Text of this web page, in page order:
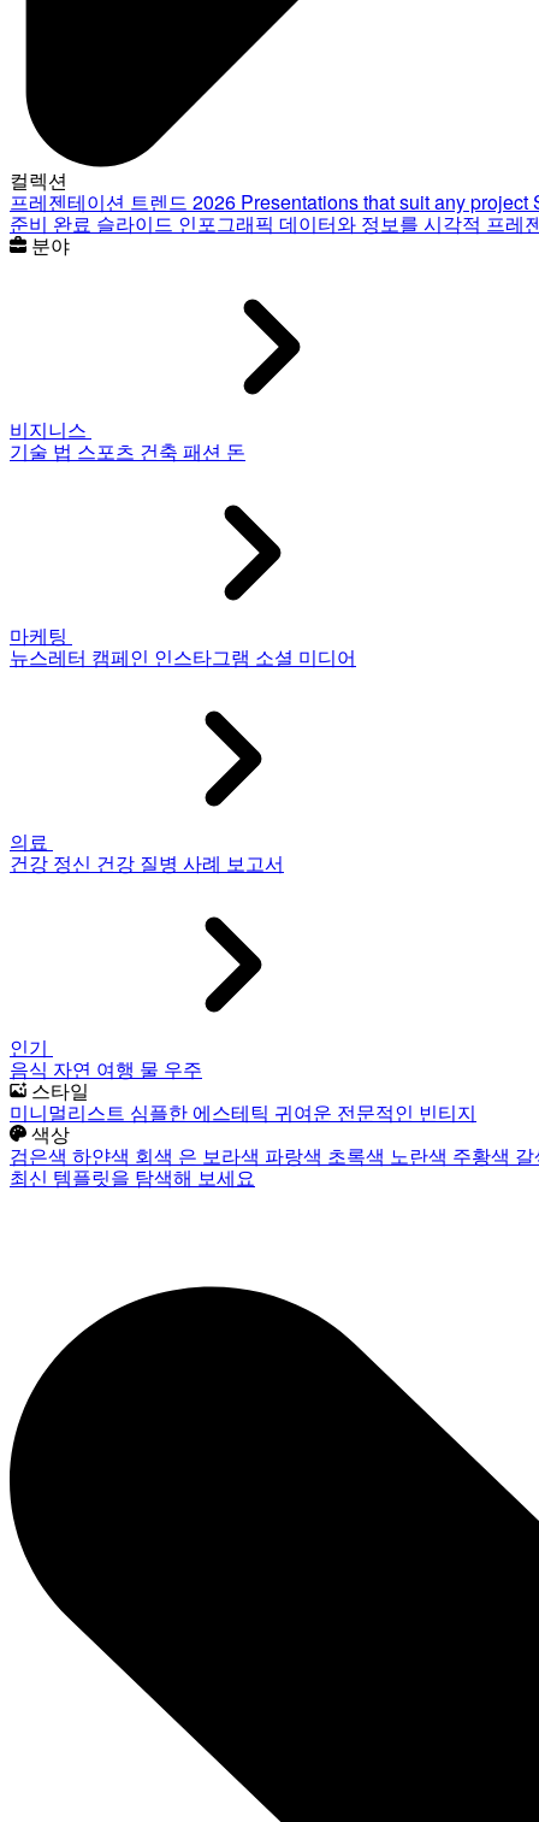
컬렉션
프레젠테이션 트렌드 2026 Presentations that suit any project
준비 완료 슬라이드 인포그래픽 데이터와 정보를 시각적 프레
분야
비지니스
기술 법 스포츠 건축 패션 돈
마케팅
뉴스레터 캠페인 인스타그램 소셜 미디어
의료
건강 정신 건강 질병 사례 보고서
인기
음식 자연 여행 물 우주
스타일
미니멀리스트 심플한 에스테틱 귀여운 전문적인 빈티지
색상
검은색 하얀색 회색 은 보라색 파랑색 초록색 노란색 주황색
최신 템플릿을 탐색해 보세요